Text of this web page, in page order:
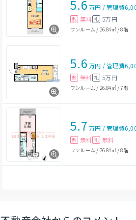
5.6 万円 /管理費
敷 無料 礼 5万円
ワンルーム / 26.84㎡/8階
5.6 万円 /管理費
敷 無料 礼 5万円
ワンルーム / 26.84㎡/7階
5.7 万円 /管理費
敷 無料 礼 無料
ワンルーム / 26.84㎡/8階